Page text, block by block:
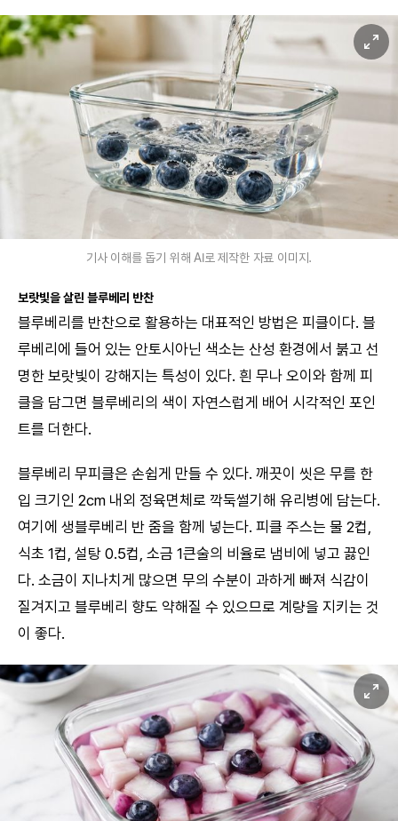
기사 이해를 돕기 위해 AI로 제작한 자료 이미지.
보랏빛을 살린 블루베리 반찬
블루베리를 반찬으로 활용하는 대표적인 방법은 피클이다. 블
루베리에 들어 있는 안토시아닌 색소는 산성 환경에서 붉고 선
명한 보랏빛이 강해지는 특성이 있다. 흰 무나 오이와 함께 피
클을 담그면 블루베리의 색이 자연스럽게 배어 시각적인 포인
트를 더한다.
블루베리 무피클은 손쉽게 만들 수 있다. 깨끗이 씻은 무를 한
입 크기인 2cm 내외 정육면체로 깍둑썰기해 유리병에 담는다.
여기에 생블루베리 반 줌을 함께 넣는다. 피클 주스는 물 2컵,
식초 1컵, 설탕 0.5컵, 소금 1큰술의 비율로 냄비에 넣고 끓인
다. 소금이 지나치게 많으면 무의 수분이 과하게 빠져 식감이
질겨지고 블루베리 향도 약해질 수 있으므로 계량을 지키는 것
이 좋다.